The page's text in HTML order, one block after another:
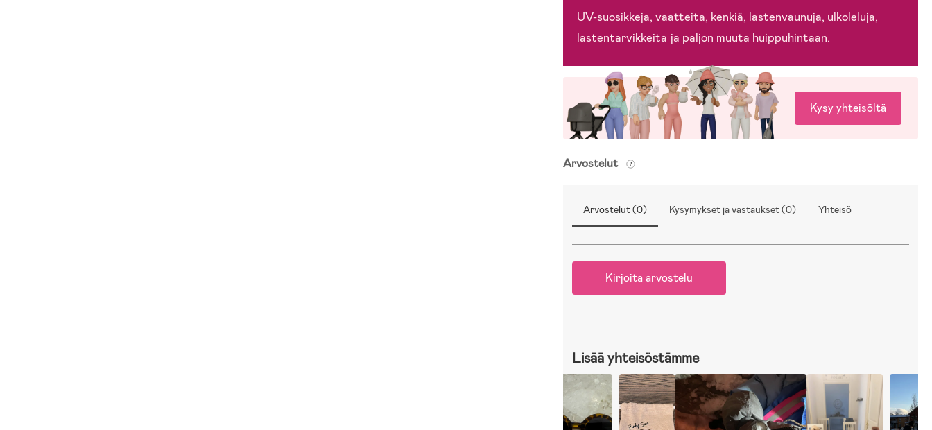
UV-suosikkeja, vaatteita, kenkiä, lastenvaunuja, ulkoleluja,
lastentarvikkeita ja paljon muuta huippuhintaan.
Kysy yhteisöltä
Arvostelut
Arvostelut (0) Kysymykset ja vastaukset (0) Yhteisö
Kirjoita arvostelu
Lisää yhteisöstämme